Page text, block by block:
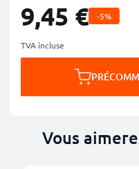
9,45 € -5%
TVA incluse
Vous